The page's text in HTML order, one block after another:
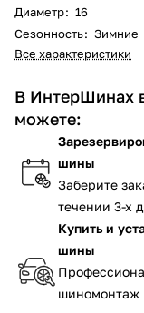
Диаметр: 16
Сезонность: Зимние
Все характеристики
В ИнтерШинах
можете:
шины
Заберите
течении 3-х
Купить и
шины
шиномонтаж